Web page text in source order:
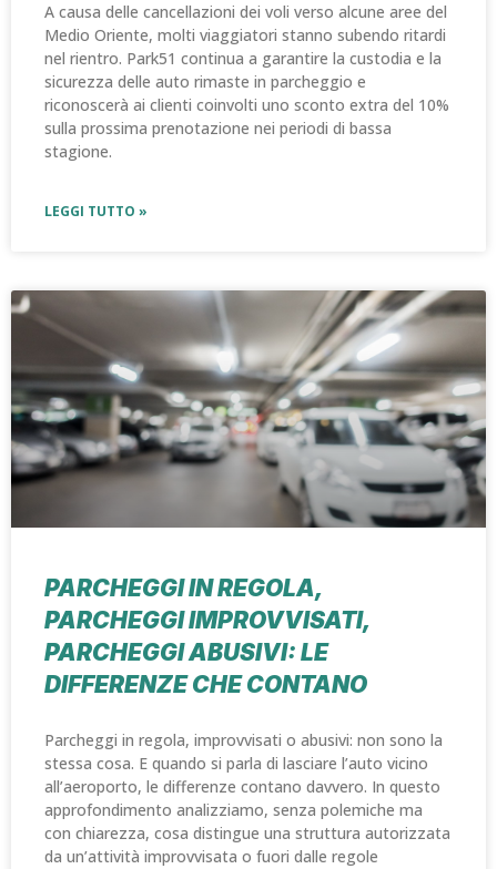
A causa delle cancellazioni dei voli verso alcune aree del
Medio Oriente, molti viaggiatori stanno subendo ritardi
nel rientro. Park51 continua a garantire la custodia e la
sicurezza delle auto rimaste in parcheggio e
riconoscerà ai clienti coinvolti uno sconto extra del 10%
sulla prossima prenotazione nei periodi di bassa
stagione.
LEGGI TUTTO »
PARCHEGGI IN REGOLA,
PARCHEGGI IMPROVVISATI,
PARCHEGGI ABUSIVI: LE
DIFFERENZE CHE CONTANO
Parcheggi in regola, improvvisati o abusivi: non sono la
stessa cosa. E quando si parla di lasciare l’auto vicino
all’aeroporto, le differenze contano davvero. In questo
approfondimento analizziamo, senza polemiche ma
con chiarezza, cosa distingue una struttura autorizzata
da un’attività improvvisata o fuori dalle regole